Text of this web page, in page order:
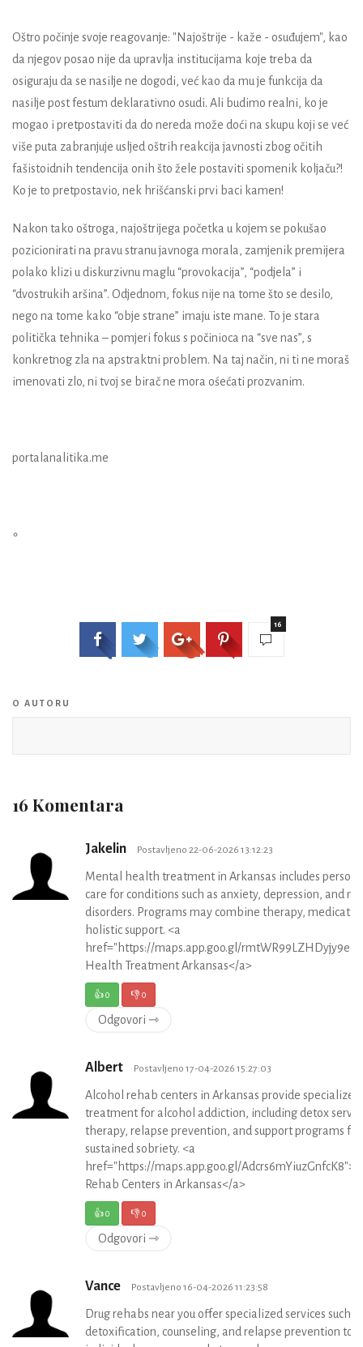
Oštro počinje svoje reagovanje: "Najoštrije - kaže - osuđujem", kao
da njegov posao nije da upravlja institucijama koje treba da
osiguraju da se nasilje ne dogodi, već kao da mu je funkcija da
nasilje post festum deklarativno osudi. Ali budimo realni, ko je
mogao i pretpostaviti da do nereda može doći na skupu koji se već
više puta zabranjuje usljed oštrih reakcija javnosti zbog očitih
fašistoidnih tendencija onih što žele postaviti spomenik koljaču?!
Ko je to pretpostavio, nek hrišćanski prvi baci kamen!
Nakon tako oštroga, najoštrijega početka u kojem se pokušao
pozicionirati na pravu stranu javnoga morala, zamjenik premijera
polako klizi u diskurzivnu maglu “provokacija”, “podjela” i
“dvostrukih aršina”. Odjednom, fokus nije na tome što se desilo,
nego na tome kako “obje strane” imaju iste mane. To je stara
politička tehnika – pomjeri fokus s počinioca na “sve nas”, s
konkretnog zla na apstraktni problem. Na taj način, ni ti ne moraš
imenovati zlo, ni tvoj se birač ne mora ośećati prozvanim.
portalanalitika.me
16
O AUTORU
16 Komentara
Jakelin Postavljeno 22-06-2026 13:12:23
Mental health treatment in Arkansas includes
care for conditions such as anxiety, depression, and
disorders. Programs may combine therapy,
holistic support. <a
href="https://maps.app.goo.gl/
Health Treatment Arkansas</a>
👍0 👎0
Odgovori ⇾
Albert Postavljeno 17-04-2026 15:27:03
Alcohol rehab centers in Arkansas provide specialized
treatment for alcohol addiction, including detox
therapy, relapse prevention, and support programs for
sustained sobriety. <a
href="https://maps.app.goo.gl/
Rehab Centers in Arkansas</a>
👍0 👎0
Odgovori ⇾
Vance Postavljeno 16-04-2026 11:23:58
Drug rehabs near you offer specialized services such
detoxification, counseling, and relapse prevention to